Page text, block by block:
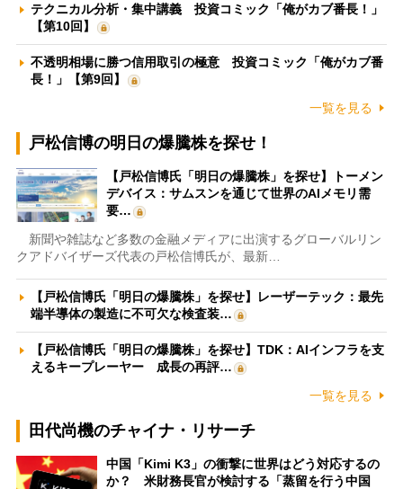
テクニカル分析・集中講義 投資コミック「俺がカブ番長！」
【第10回】
不透明相場に勝つ信用取引の極意 投資コミック「俺がカブ番
長！」【第9回】
一覧を見る
戸松信博の明日の爆騰株を探せ！
【戸松信博氏「明日の爆騰株」を探せ】トーメン
デバイス：サムスンを通じて世界のAIメモリ需
要…
新聞や雑誌など多数の金融メディアに出演するグローバルリン
クアドバイザーズ代表の戸松信博氏が、最新…
【戸松信博氏「明日の爆騰株」を探せ】レーザーテック：最先
端半導体の製造に不可欠な検査装…
【戸松信博氏「明日の爆騰株」を探せ】TDK：AIインフラを支
えるキープレーヤー 成長の再評…
一覧を見る
田代尚機のチャイナ・リサーチ
中国「Kimi K3」の衝撃に世界はどう対応するの
か？ 米財務長官が検討する「蒸留を行う中国